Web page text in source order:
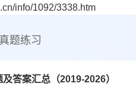
info/1092/3338.htm
真题练习
答案汇总（2019-2026）